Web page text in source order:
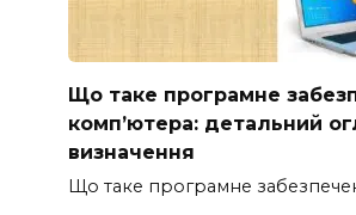
Що таке програмне
комп’ютера: детальний
визначення
Що таке програмне